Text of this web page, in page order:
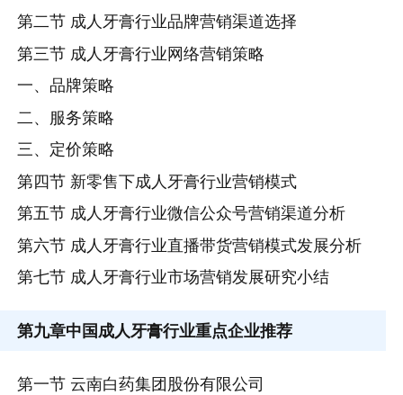
第二节 成人牙膏行业品牌营销渠道选择
第三节 成人牙膏行业网络营销策略
一、品牌策略
二、服务策略
三、定价策略
第四节 新零售下成人牙膏行业营销模式
第五节 成人牙膏行业微信公众号营销渠道分析
第六节 成人牙膏行业直播带货营销模式发展分析
第七节 成人牙膏行业市场营销发展研究小结
第九章中国成人牙膏行业重点企业推荐
第一节 云南白药集团股份有限公司